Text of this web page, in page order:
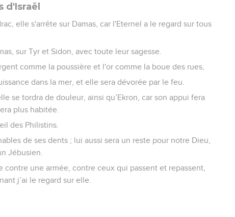
d'Israël
elle s'arrête sur Damas, car l'Eternel a le regard sur tous
sur Tyr et Sidon, avec toute leur sagesse.
comme la poussière et l'or comme la boue des rues,
dans la mer, et elle sera dévorée par le feu.
se tordra de douleur, ainsi qu’Ekron, car son appui fera
plus habitée.
des Philistins.
de ses dents ; lui aussi sera un reste pour notre Dieu,
Jébusien.
une armée, contre ceux qui passent et repassent,
j’ai le regard sur elle.